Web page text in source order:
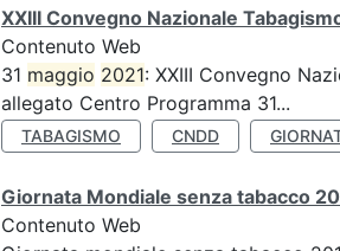
XXIII Convegno Nazionale
Contenuto Web
31 maggio 2021: XXIII Convegno
allegato Centro Programma 31...
TABAGISMO CNDD
Giornata Mondiale senza tabacco
Contenuto Web